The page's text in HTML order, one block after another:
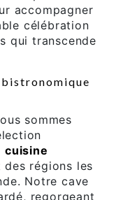
accompagner
célébration
qui transcende
sommes
cuisine
des régions les
Notre cave
regorgeant